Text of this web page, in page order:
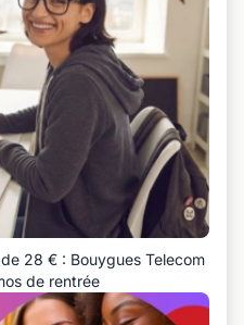
28 € : Bouygues Telecom
de rentrée